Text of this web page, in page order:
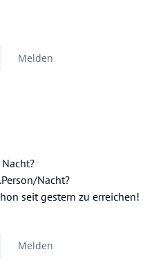
Melden
Nacht?
seit gestern zu erreichen!
Melden